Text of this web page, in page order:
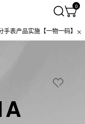
0
表产品实施【一物一码】管理